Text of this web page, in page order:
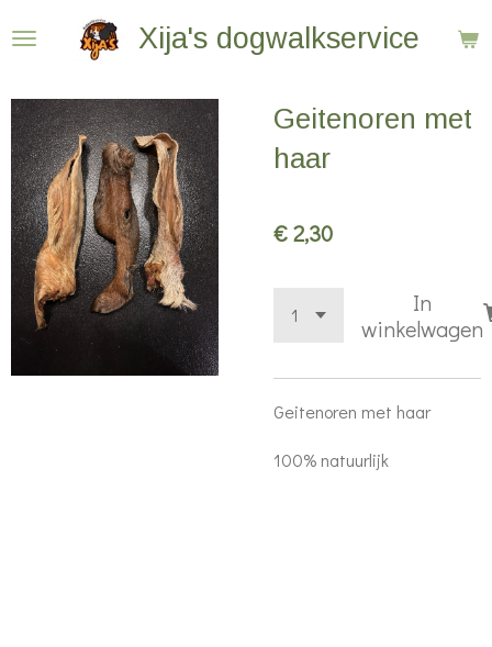
de
hoofdinhoud
Xija's dogwalkservice
Geitenoren met
haar
€ 2,30
In
winkelwagen
Geitenoren met haar
100% natuurlijk